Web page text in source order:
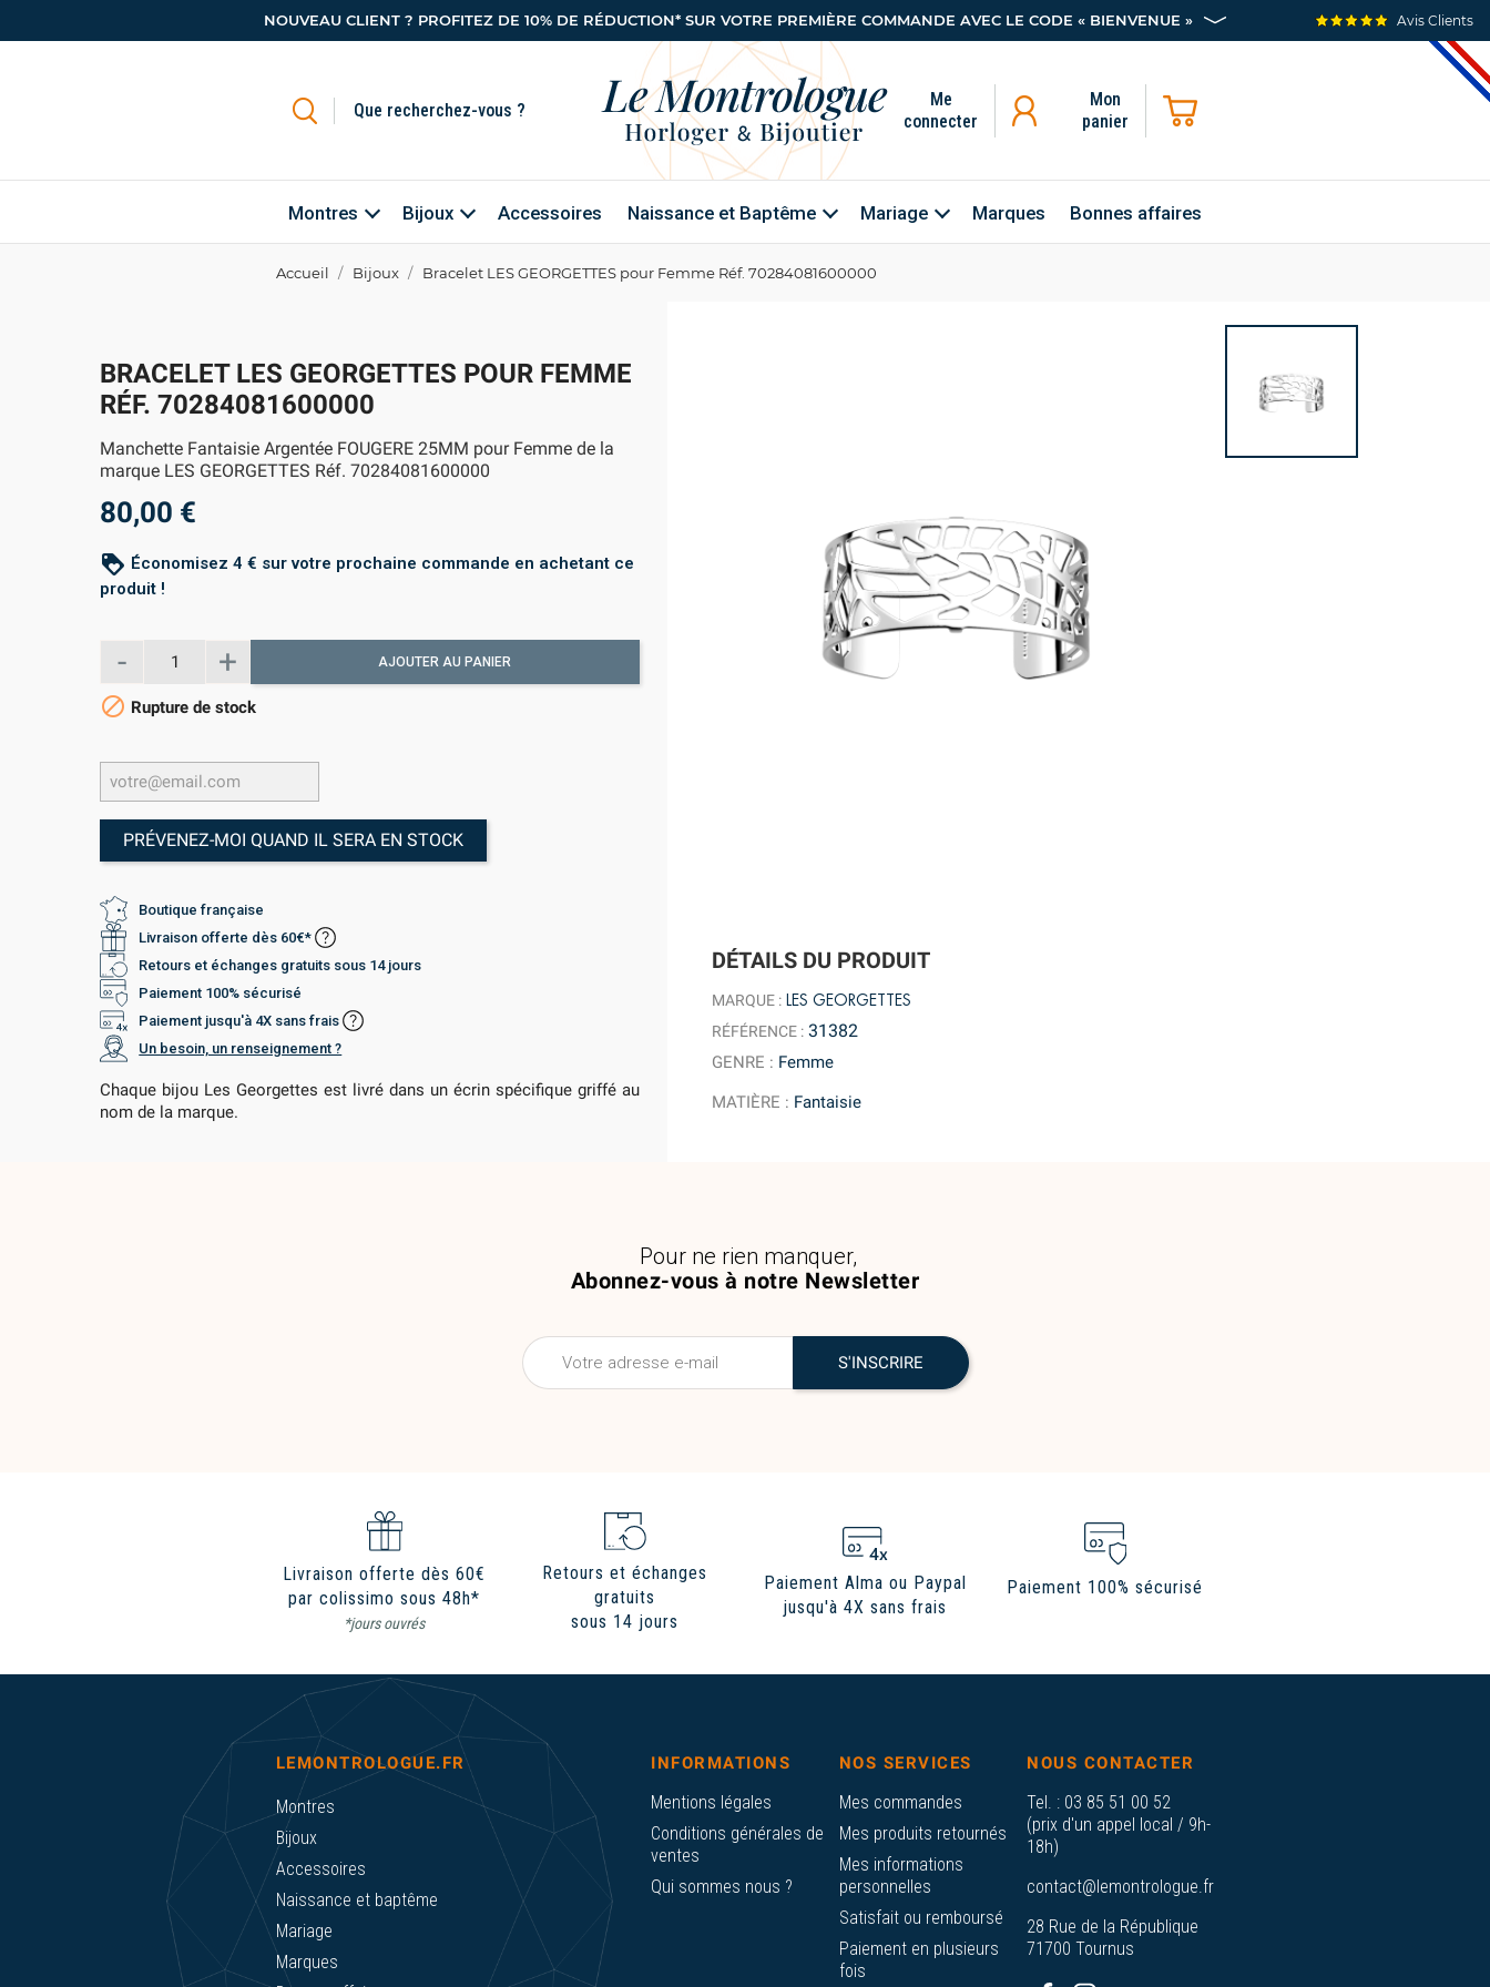
NOUVEAU CLIENT ? PROFITEZ DE 10% DE RÉDUCTION* SUR VOTRE PREMIÈRE COMMANDE AVEC LE CODE « BIENVENUE » Avis Clients
Me
connecter
Mon
panier
Montres Bijoux Accessoires Naissance et Baptême Mariage Marques Bonnes affaires
Accueil Bijoux Bracelet LES GEORGETTES pour Femme Réf. 70284081600000
DÉTAILS DU PRODUIT
MARQUE : LES GEORGETTES
RÉFÉRENCE : 31382
GENRE : Femme
MATIÈRE : Fantaisie
BRACELET LES GEORGETTES POUR FEMME
RÉF. 70284081600000
Manchette Fantaisie Argentée FOUGERE 25MM pour Femme de la
marque LES GEORGETTES Réf. 70284081600000
80,00 €
loyalty Économisez 4 € sur votre prochaine commande en achetant ce
produit !
AJOUTER AU PANIER
 Rupture de stock
PRÉVENEZ-MOI QUAND IL SERA EN STOCK
Boutique française
Livraison offerte dès 60€*
Retours et échanges gratuits sous 14 jours
Paiement 100% sécurisé
Paiement jusqu'à 4X sans frais
Un besoin, un renseignement ?
Chaque bijou Les Georgettes est livré dans un écrin spécifique griffé au
nom de la marque.
Abonnez-vous à notre Newsletter
Pour ne rien manquer,
Livraison offerte dès 60€
par colissimo sous 48h*
*jours ouvrés
Retours et échanges
gratuits
sous 14 jours
Paiement Alma ou Paypal
jusqu'à 4X sans frais
Paiement 100% sécurisé
LEMONTROLOGUE.FR
Montres
Bijoux
Accessoires
Naissance et baptême
Mariage
Marques
INFORMATIONS
Mentions légales
Conditions générales de
ventes
Qui sommes nous ?
NOS SERVICES
Mes commandes
Mes produits retournés
Mes informations
personnelles
Satisfait ou remboursé
Paiement en plusieurs
fois
NOUS CONTACTER
Tel. : 03 85 51 00 52
(prix d'un appel local / 9h-
18h)
contact@lemontrologue.fr
28 Rue de la République
71700 Tournus